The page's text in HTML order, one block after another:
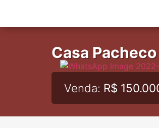
Casa Pacheco
Venda: R$